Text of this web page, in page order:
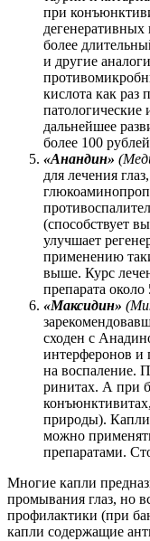
при
более
и другие
кислота как
патологические
дальнейшее
более 100
«Анандин»
для лечения
(способствует
улучшает
применению
выше. Курс
препарата около
«Максидин»
сходен с
интерферонов и
на воспаление.
ринитах. А при
природы).
можно
препаратами.
Многие капли
промывания глаз, но
профилактики (при
капли содержащие